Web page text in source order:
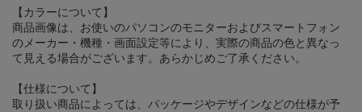
【カラーについて】
商品画像は、お使いのパソコンのモニターおよびスマートフォン
のメーカー・機種・画面設定等により、実際の商品の色と異なっ
て見える場合がございます。あらかじめご了承ください。
【仕様について】
取り扱い商品によっては、パッケージやデザインなどの仕様が予